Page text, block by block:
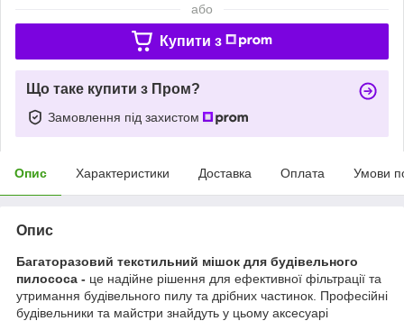
або
Купити з
Що таке купити з Пром?
Замовлення під захистом
Опис Характеристики Доставка Оплата Умови
Опис
Багаторазовий текстильний мішок для будівельного
пилососа - це надійне рішення для ефективної фільтрації та
утримання будівельного пилу та дрібних частинок. Професійні
будівельники та майстри знайдуть у цьому аксесуарі